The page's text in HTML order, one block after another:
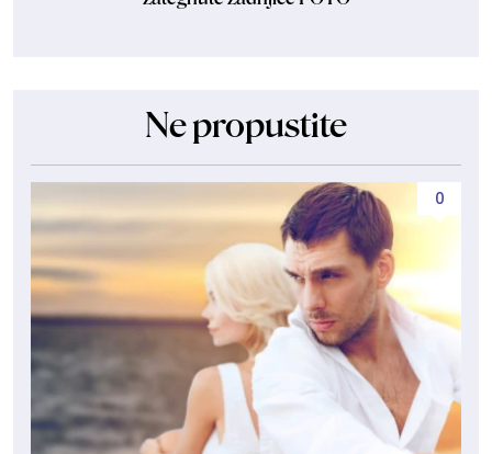
Ne propustite
0